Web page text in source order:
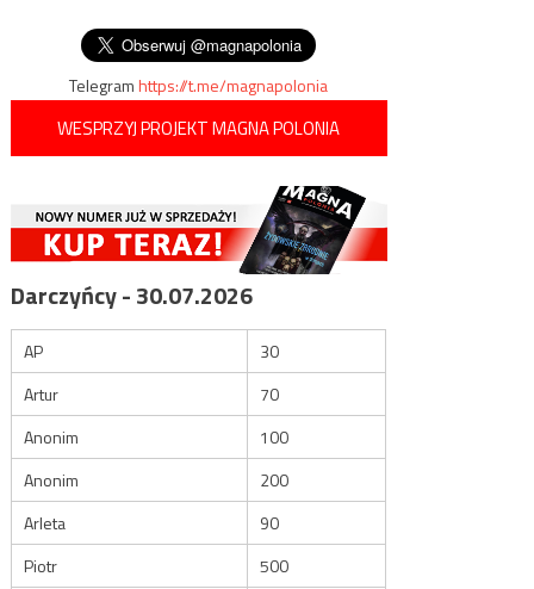
Telegramhttps://t.me/magnapolonia
WESPRZYJ PROJEKT MAGNA POLONIA
Darczyńcy - 30.07.2026
AP
30
Artur
70
Anonim
100
Anonim
200
Arleta
90
Piotr
500